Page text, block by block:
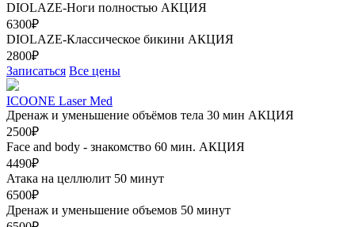
DIOLAZE-Ноги полностью АКЦИЯ
6300₽
DIOLAZE-Классическое бикини АКЦИЯ
2800₽
Записаться Все цены
ICOONE Laser Med
Дренаж и уменьшение объёмов тела 30 мин АКЦИЯ
2500₽
Face and body - знакомство 60 мин. АКЦИЯ
4490₽
Атака на целлюлит 50 минут
6500₽
Дренаж и уменьшение объемов 50 минут